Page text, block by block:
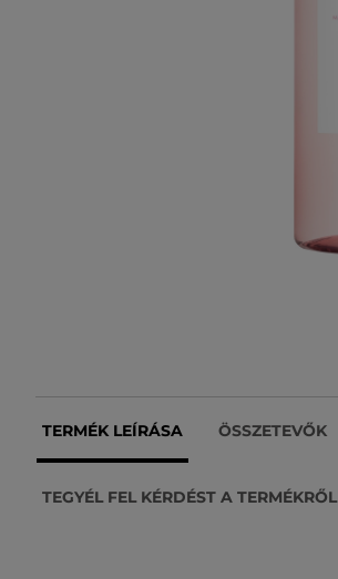
TERMÉK LEÍRÁSA ÖSSZETEVŐK
TEGYÉL FEL KÉRDÉST A TERMÉKRŐL